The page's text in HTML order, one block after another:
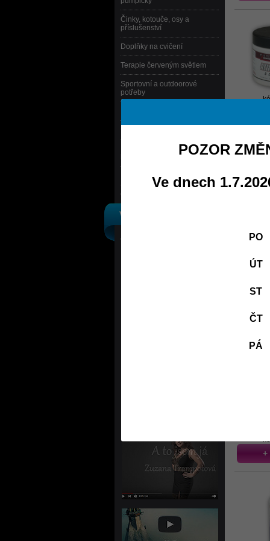
+
Činky, kotouče, osy a
příslušenství
Doplňky na cvičení
Terapie červeným světlem
Sportovní a outdoorové
potřeby
Masážní, bylinné emulze,
koupelové soli, pleťové krémy
Knihy a časopisy
Ostatní
VÝROBCI
Výpis podle výrobců
POZOR
Ve dnech
PO
ÚT
ST
ČT
PÁ